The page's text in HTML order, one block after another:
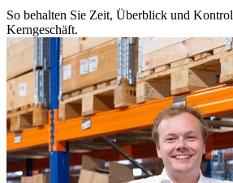
So behalten Sie Zeit, Überblick und
Kerngeschäft.